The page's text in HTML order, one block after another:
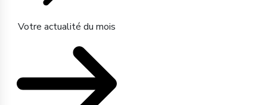
Votre actualité du mois